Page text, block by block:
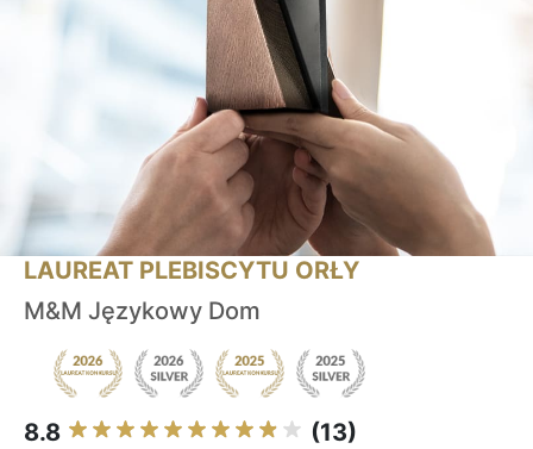
LAUREAT PLEBISCYTU ORŁY
M&M Językowy Dom
8.8 (13)